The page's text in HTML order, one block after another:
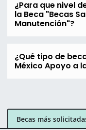
¿Para que nivel
la Beca "Becas
Manutención"?
¿Qué tipo de
México Apoyo a
Becas más